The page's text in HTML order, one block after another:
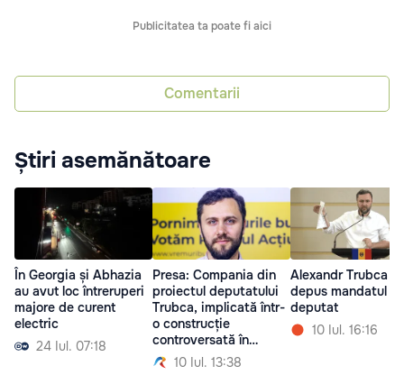
Publicitatea ta poate fi aici
Comentarii
Știri asemănătoare
În Georgia și Abhazia
au avut loc întreruperi
majore de curent
electric
24 Iul. 07:18
Presa: Compania din
proiectul deputatului
Trubca, implicată într-
o construcție
controversată în
Chișinău
10 Iul. 13:38
Alexandr Trubca
depus mandatul
deputat
10 Iul. 16:16